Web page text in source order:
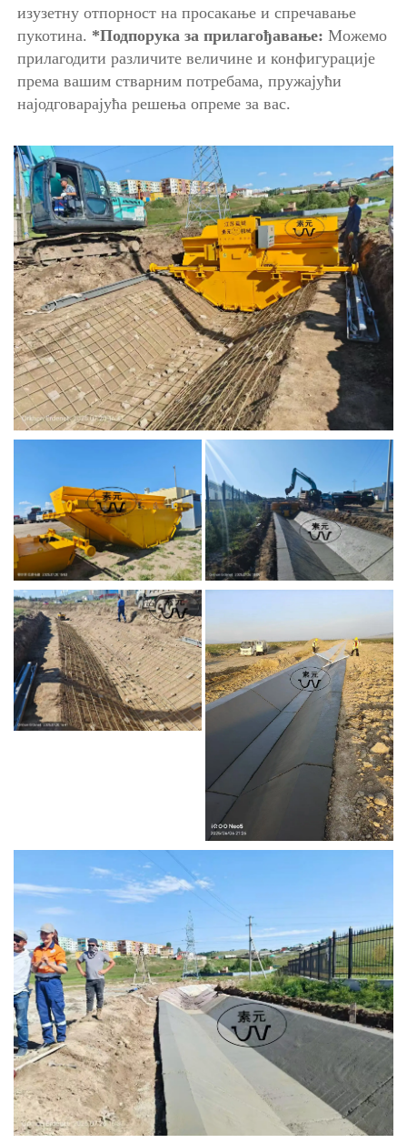
изузетну отпорност на просакање и спречавање
пукотина. *Подпорука за прилагођавање: Можемо
прилагодити различите величине и конфигурације
према вашим стварним потребама, пружајући
најодговарајућа решења опреме за вас.